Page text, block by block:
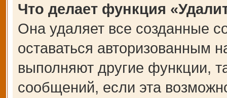
Что делает функция
Она удаляет все созданные
оставаться авторизованным
выполняют другие функции,
сообщений, если эта